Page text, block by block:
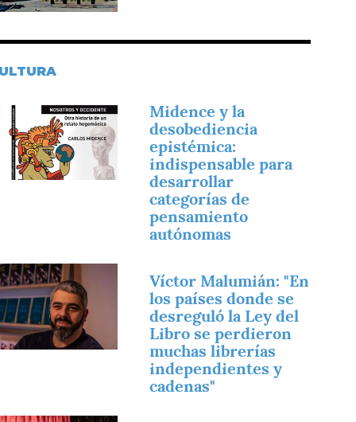
Midence y la
desobediencia
epistémica:
indispensable para
desarrollar
categorías de
pensamiento
autónomas
Víctor Malumián: "En
los países donde se
desreguló la Ley del
Libro se perdieron
muchas librerías
independientes y
cadenas"